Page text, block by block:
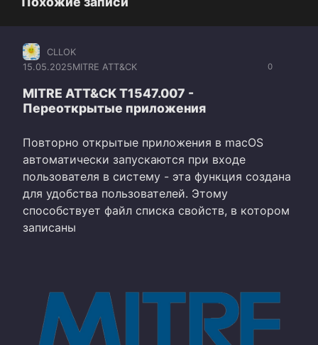
0
CLLOK
15.05.2025MITRE ATT&CK
MITRE ATT&CK T1547.007 -
Переоткрытые приложения
Повторно открытые приложения в macOS
автоматически запускаются при входе
пользователя в систему - эта функция создана
для удобства пользователей. Этому
способствует файл списка свойств, в котором
записаны